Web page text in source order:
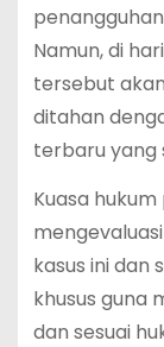
Namun, di
tersebut
ditahan
terbaru yang
Kuasa
kasus ini
khusus guna
dan sesuai